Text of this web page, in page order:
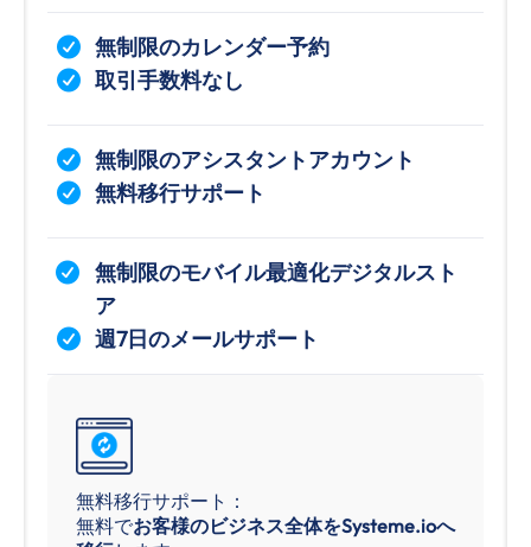
無制限のカレンダー予約
取引手数料なし
無制限のアシスタントアカウント
無料移行サポート
無制限のモバイル最適化デジタルスト
ア
週7日のメールサポート
無料移行サポート：
無料でお客様のビジネス全体をSysteme.ioへ